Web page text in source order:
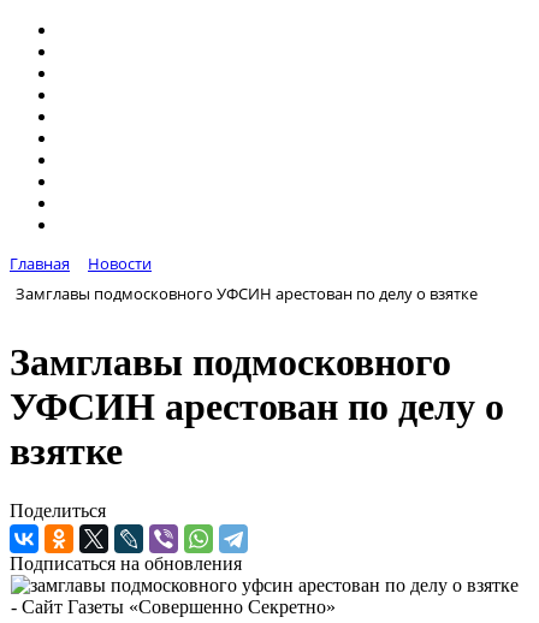
Главная
Новости
Замглавы подмосковного УФСИН арестован по делу о взятке
Замглавы подмосковного
УФСИН арестован по делу о
взятке
Поделиться
Подписаться на обновления